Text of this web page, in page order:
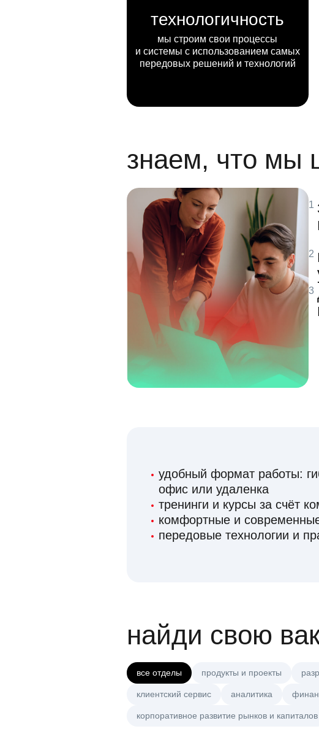
технологичность
мы строим свои процессы
и системы с использованием самых
передовых решений и технологий
знаем, что мы
удобный формат работы:
офис или удаленка
тренинги и курсы за счёт
комфортные и
передовые технологии и
найди свою
все отделы продукты и проекты
клиентский сервис аналитика
корпоративное развитие рынков и капиталов